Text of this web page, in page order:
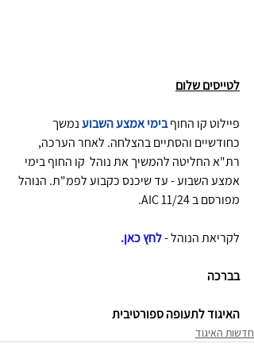
לטייסים שלום
פיילוט קו החוף בימי אמצע השבוע נמשך
כחודשיים והסתיים בהצלחה. לאחר הערכה,
רת"א החליטה להמשיך את נוהל  קו החוף בימי
אמצע השבוע - עד שיכנס כקבוע לפמ"ת. הנוהל
מפורסם ב AIC 11/24.
לקריאת הנוהל -לחץ כאן.
בברכה
האיגוד לתעופה ספורטיבית
חדשות האיגוד